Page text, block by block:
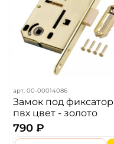
арт. 00-00014086
Замок под фиксатор
пвх цвет - золото
790 ₽